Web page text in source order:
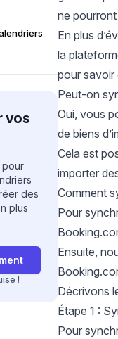
vos
pour
des
plus
!
ne
En plus
la
pour savoir
Peut-on
Oui, vous
de biens
Cela est
importer
Comment
Pour
Ensuite,
Décrivons
Étape 1 :
Pour